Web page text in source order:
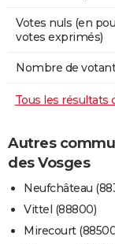
Votes nuls (en
votes exprimés)
Nombre de
Tous les résultats
Autres
des Vosges
Neufchâteau
Vittel (88800)
Mirecourt